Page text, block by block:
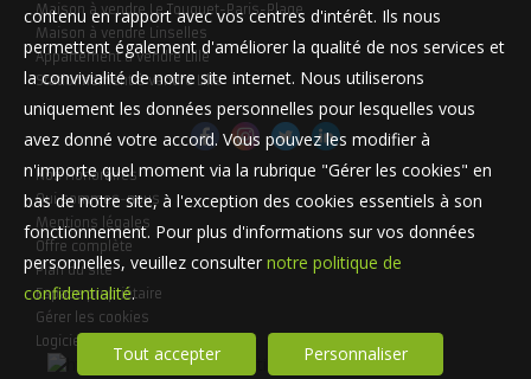
Maison à vendre Le Touquet-Paris-Plage
Maison à vendre Linselles
Appartement à vendre Lille
Stationnement à vendre Lille
Nos Honoraires
Qui sommes-nous
Mentions légales
Offre complète
Plan du site
Espace propriétaire
Gérer les cookies
Logiciel immobilier
contenu en rapport avec vos centres d'intérêt. Ils nous
permettent également d'améliorer la qualité de nos services et
la convivialité de notre site internet. Nous utiliserons
uniquement les données personnelles pour lesquelles vous
avez donné votre accord. Vous pouvez les modifier à
n'importe quel moment via la rubrique "Gérer les cookies" en
bas de notre site, à l'exception des cookies essentiels à son
fonctionnement. Pour plus d'informations sur vos données
personnelles, veuillez consulter notre politique de
confidentialité.
Tout accepter Personnaliser